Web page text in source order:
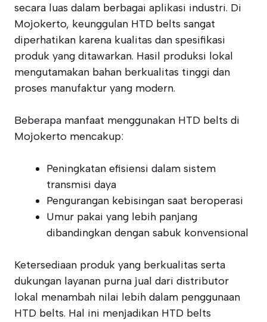
secara luas dalam berbagai aplikasi industri. Di
Mojokerto, keunggulan HTD belts sangat
diperhatikan karena kualitas dan spesifikasi
produk yang ditawarkan. Hasil produksi lokal
mengutamakan bahan berkualitas tinggi dan
proses manufaktur yang modern.
Beberapa manfaat menggunakan HTD belts di
Mojokerto mencakup:
Peningkatan efisiensi dalam sistem
transmisi daya
Pengurangan kebisingan saat beroperasi
Umur pakai yang lebih panjang
dibandingkan dengan sabuk konvensional
Ketersediaan produk yang berkualitas serta
dukungan layanan purna jual dari distributor
lokal menambah nilai lebih dalam penggunaan
HTD belts. Hal ini menjadikan HTD belts